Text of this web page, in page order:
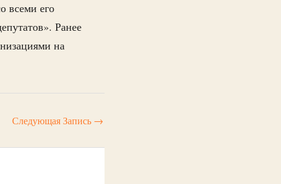
всеми его
Ранее
на
Следующая Запись →